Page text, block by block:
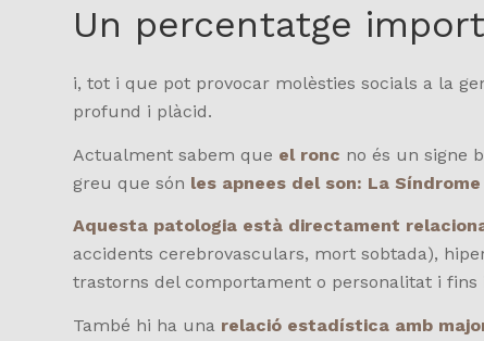
Un percentatge
i, tot i que pot provocar molèsties socials a la
profund i plàcid.
Actualment sabem que el ronc no és un signe
greu que són les apnees del son: La Síndrome
Aquesta patologia està directament
accidents cerebrovasculars, mort sobtada),
trastorns del comportament o personalitat i fins
També hi ha una relació estadística amb